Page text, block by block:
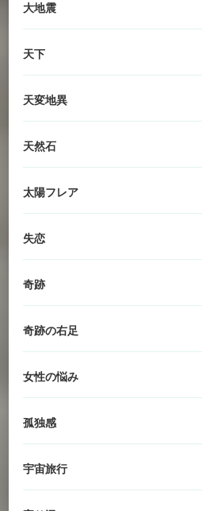
大地震
天下
天変地異
天然石
太陽フレア
失恋
奇跡
奇跡の右足
女性の悩み
孤独感
宇宙旅行